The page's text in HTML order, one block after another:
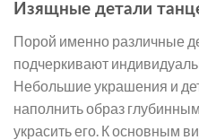
Изящные детали
Порой именно различные
подчеркивают
Небольшие украшения и
наполнить образ
украсить его. К основным